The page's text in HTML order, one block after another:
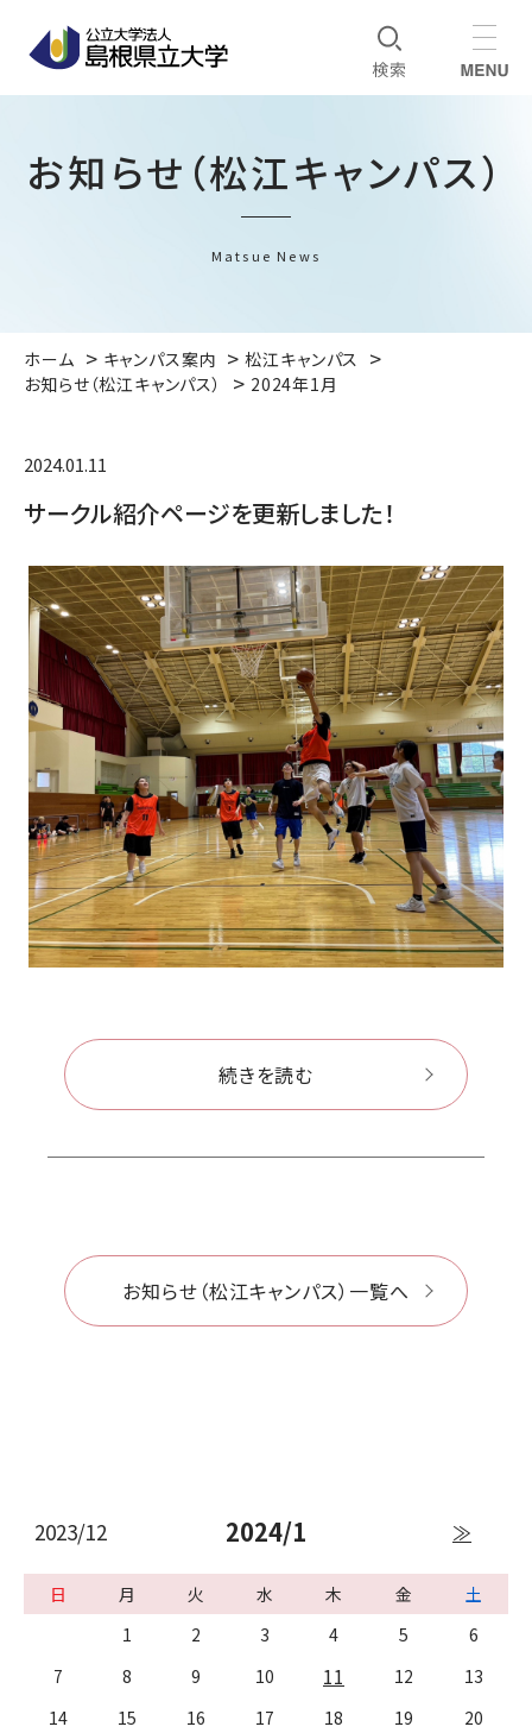
お知らせ（松江キャンパス）
Matsue News
ホーム キャンパス案内
松江キャンパス
お知らせ（松江キャンパス）
2024年1月
2024.01.11
サークル紹介ページを更新しました！
続きを読む
お知らせ（松江キャンパス）一覧へ
2023/12 2024/1 ≫
日 月 火 水 木 金
土
1
2 3 4 5
6
7
8 9 10 11 12
13
14
15 16 17 18 19
20